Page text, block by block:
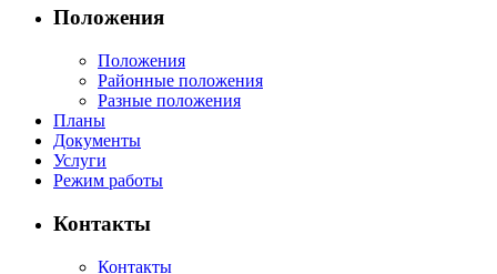
Положения
Положения
Районные положения
Разные положения
Планы
Документы
Услуги
Режим работы
Контакты
Контакты